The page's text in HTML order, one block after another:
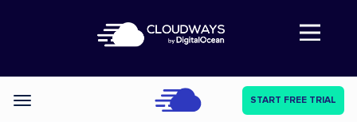
Abre a navegação
Categories START FREE TRIAL